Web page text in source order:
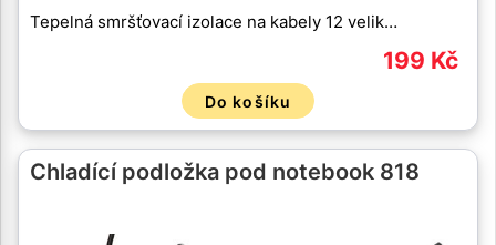
Tepelná smršťovací izolace na kabely 12 velik…
199 Kč
Do košíku
Chladící podložka pod notebook 818